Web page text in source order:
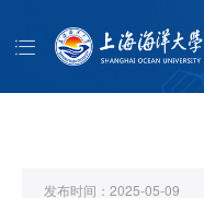
首页
发布时间： 2025-05-09